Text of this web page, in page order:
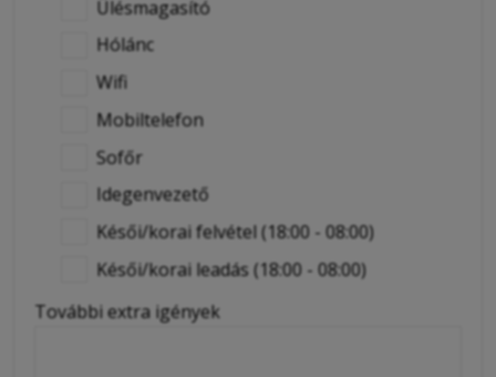
Ülésmagasító
Hólánc
Wifi
Mobiltelefon
Sofőr
Idegenvezető
Késői/korai felvétel (18:00 - 08:00)
Késői/korai leadás (18:00 - 08:00)
További extra igények